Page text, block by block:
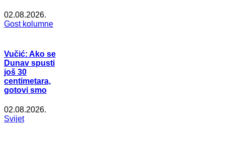
02.08.2026.
Gost kolumne
Vučić: Ako se
Dunav spusti
još 30
centimetara,
gotovi smo
02.08.2026.
Svijet